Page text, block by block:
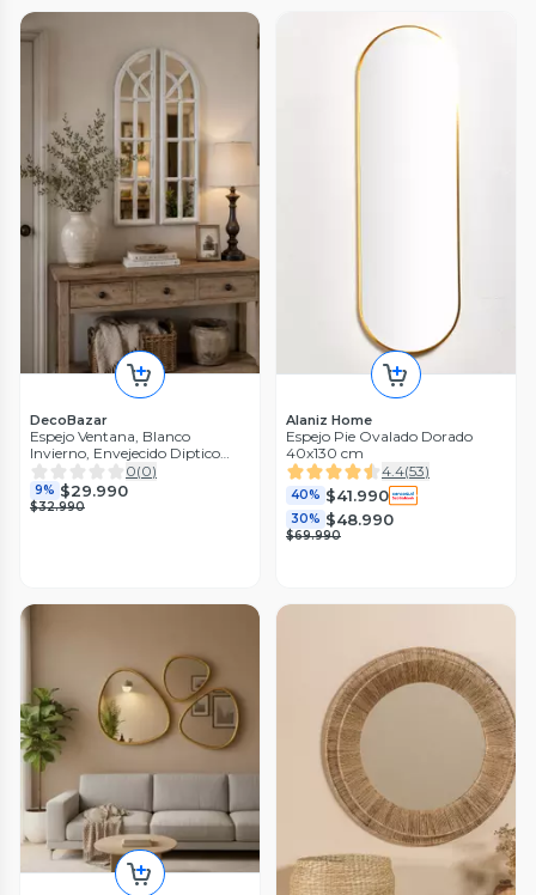
DecoBazar
Espejo Ventana, Blanco
Invierno, Envejecido Diptico
81x40 Cm
0(0)
9% $29.990
$32.990
Alaniz Home
Espejo Pie Ovalado Dorado
40x130 cm
4.4(53)
40% $41.990
30% $48.990
$69.990